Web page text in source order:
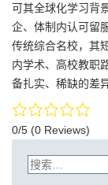
可其全球化学习背
企、体制内认可留
传统综合名校，其
内学术、高校教职
备扎实、稀缺的差
0/5 (0 Reviews)